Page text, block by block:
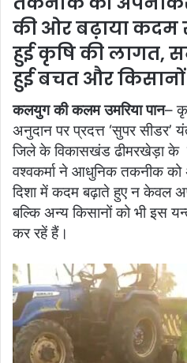
की ओर बढ़ाया कदम
हुई कृषि की लागत,
हुई बचत और किसानों
कलयुग की कलम उमरिया पान–
अनुदान पर प्रदत्त ‘सुपर
जिले के विकासखंड ढीमरखेड़ा के
वश्वकर्मा ने आधुनिक तकनीक को
दिशा में कदम बढ़ाते हुए न केवल
बल्कि अन्य किसानों को भी इस
कर रहें हैं।